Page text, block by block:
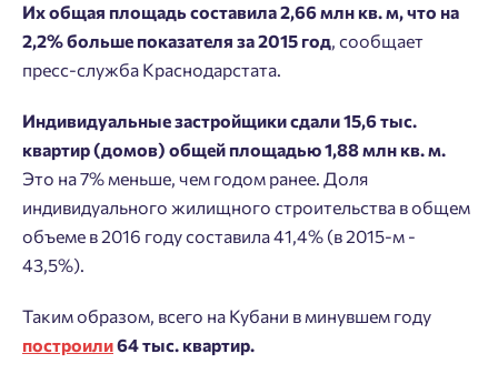
Их общая площадь составила 2,66 млн кв. м, что на
2,2% больше показателя за 2015 год, сообщает
пресс-служба Краснодарстата.
Индивидуальные застройщики сдали 15,6 тыс.
квартир (домов) общей площадью 1,88 млн кв. м.
Это на 7% меньше, чем годом ранее. Доля
индивидуального жилищного строительства в общем
объеме в 2016 году составила 41,4% (в 2015-м -
43,5%).
Таким образом, всего на Кубани в минувшем году
построили64 тыс. квартир.